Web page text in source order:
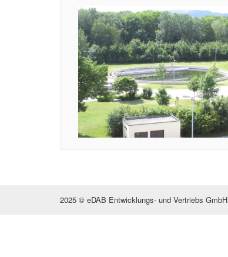
2025 © eDAB Entwicklungs- und Vertriebs GmbH